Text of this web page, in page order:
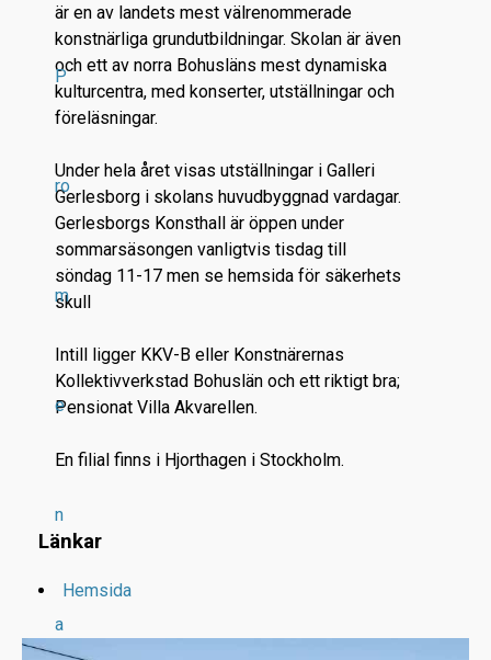
P
ro
m
e
n
a
är en av landets mest välrenommerade
konstnärliga grundutbildningar. Skolan är även
och ett av norra Bohusläns mest dynamiska
kulturcentra, med konserter, utställningar och
föreläsningar.
Under hela året visas utställningar i Galleri
Gerlesborg i skolans huvudbyggnad vardagar.
Gerlesborgs Konsthall är öppen under
sommarsäsongen vanligtvis tisdag till
söndag 11-17 men se hemsida för säkerhets
skull
Intill ligger KKV-B eller Konstnärernas
Kollektivverkstad Bohuslän och ett riktigt bra;
Pensionat Villa Akvarellen.
En filial finns i Hjorthagen i Stockholm.
Länkar
Hemsida